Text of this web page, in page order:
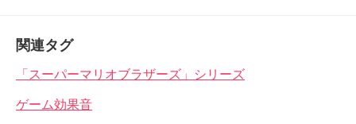
関連タグ
「スーパーマリオブラザーズ」シリーズ
ゲーム効果音